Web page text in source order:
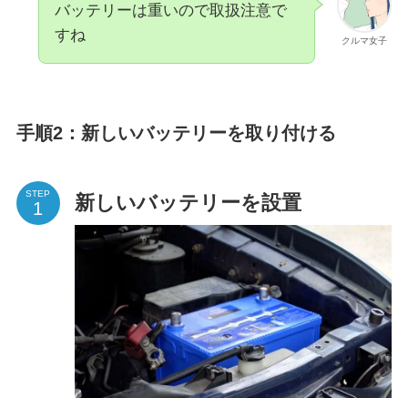
クルマ女子
バッテリーは重いので取扱注意で
すね
手順2：新しいバッテリーを取り付ける
STEP 新しいバッテリーを設置